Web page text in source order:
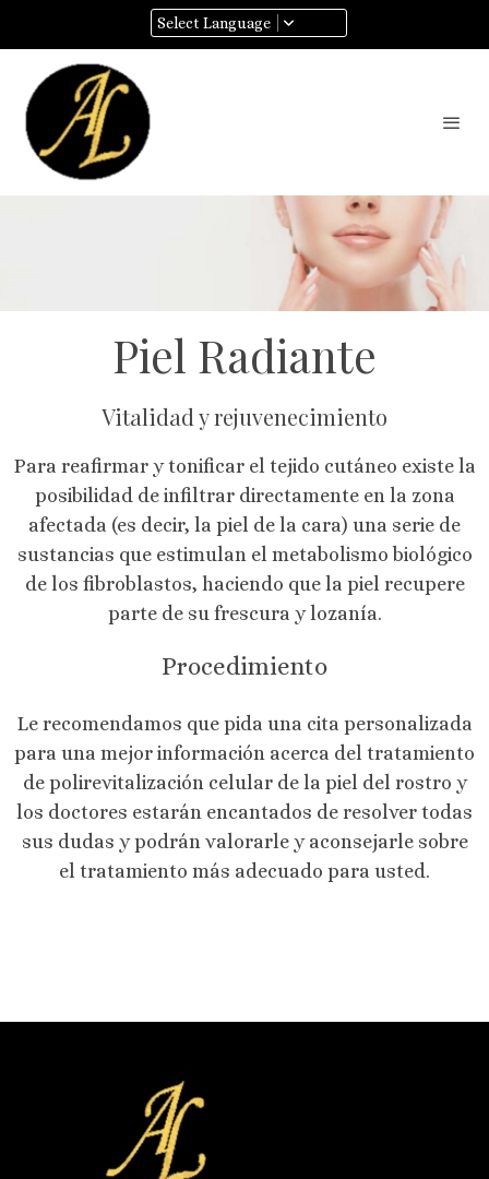
Select Language
Piel Radiante
Vitalidad y rejuvenecimiento
Para reafirmar y tonificar el tejido cutáneo existe la
posibilidad de infiltrar directamente en la zona
afectada (es decir, la piel de la cara) una serie de
sustancias que estimulan el metabolismo biológico
de los fibroblastos, haciendo que la piel recupere
parte de su frescura y lozanía.
Procedimiento
Le recomendamos que pida una cita personalizada
para una mejor información acerca del tratamiento
de polirevitalización celular de la piel del rostro y
los doctores estarán encantados de resolver todas
sus dudas y podrán valorarle y aconsejarle sobre
el tratamiento más adecuado para usted.